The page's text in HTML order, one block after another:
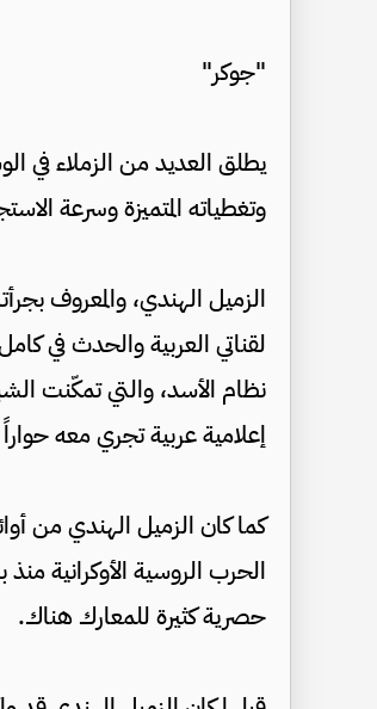
"جوكر"
يطلق العديد من الزملاء في
وتغطياته المتميزة وسرعة
الزميل الهندي، والمعروف
لقناتي العربية والحدث في
نظام الأسد، والتي تمكّنت
إعلامية عربية تجري معه
كما كان الزميل الهندي من
الحرب الروسية الأوكرانية
حصرية كثيرة للمعارك هناك.